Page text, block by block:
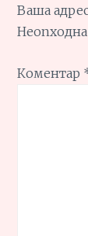
Ваша
Коментар